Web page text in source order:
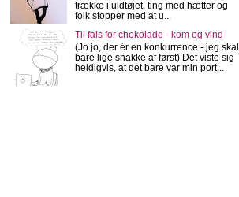
trække i uldtøjet, ting med hætter og
folk stopper med at u...
Til fals for chokolade - kom og vind
(Jo jo, der ér en konkurrence - jeg skal
bare lige snakke af først) Det viste sig
heldigvis, at det bare var min port...